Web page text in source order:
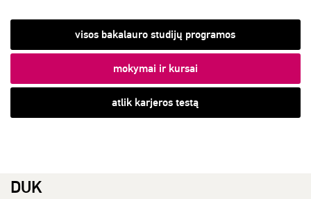
visos bakalauro studijų programos
mokymai ir kursai
atlik karjeros testą
DUK